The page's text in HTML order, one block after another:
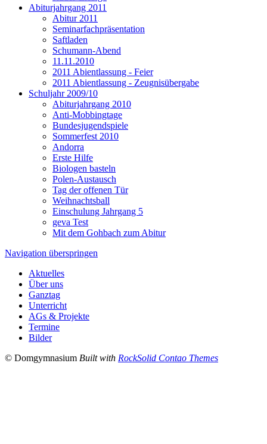
Abiturjahrgang 2011
Abitur 2011
Seminarfachpräsentation
Saftladen
Schumann-Abend
11.11.2010
2011 Abientlassung - Feier
2011 Abientlassung - Zeugnisübergabe
Schuljahr 2009/10
Abiturjahrgang 2010
Anti-Mobbingtage
Bundesjugendspiele
Sommerfest 2010
Andorra
Erste Hilfe
Biologen basteln
Polen-Austausch
Tag der offenen Tür
Weihnachtsball
Einschulung Jahrgang 5
geva Test
Mit dem Gohbach zum Abitur
Navigation überspringen
Aktuelles
Über uns
Ganztag
Unterricht
AGs & Projekte
Termine
Bilder
© Domgymnasium Built with RockSolid Contao Themes